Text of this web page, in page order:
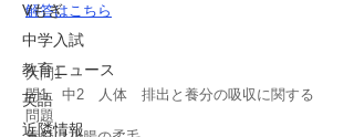
Vもぎ
中学入試
教育ニュース
英語
近隣情報
解答はこちら
大問1
問1　中2　人体　排出と養分の吸収に関する
問題